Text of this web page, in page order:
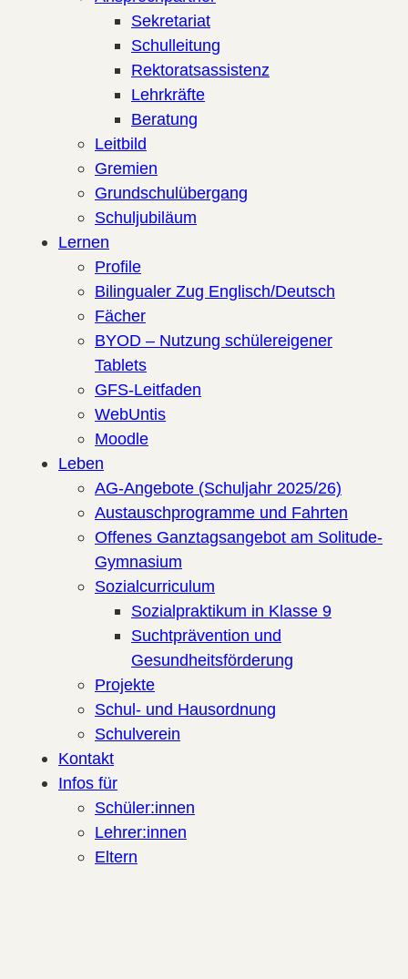
Sekretariat
Schulleitung
Rektoratsassistenz
Lehrkräfte
Beratung
Leitbild
Gremien
Grundschulübergang
Schuljubiläum
Lernen
Profile
Bilingualer Zug Englisch/Deutsch
Fächer
BYOD – Nutzung schülereigener
Tablets
GFS-Leitfaden
WebUntis
Moodle
Leben
AG-Angebote (Schuljahr 2025/26)
Austauschprogramme und Fahrten
Offenes Ganztagsangebot am Solitude-
Gymnasium
Sozialcurriculum
Sozialpraktikum in Klasse 9
Suchtprävention und
Gesundheitsförderung
Projekte
Schul- und Hausordnung
Schulverein
Kontakt
Infos für
Schüler:innen
Lehrer:innen
Eltern